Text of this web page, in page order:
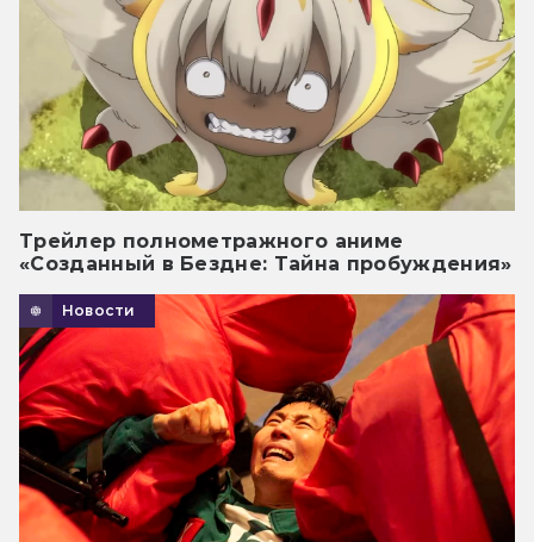
Трейлер полнометражного аниме
«Созданный в Бездне: Тайна пробуждения»
Новости